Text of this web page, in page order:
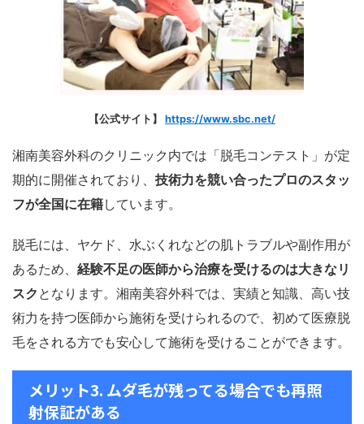
【公式サイト】 https://www.sbc.net/
湘南美容外科のクリニック内では「脱毛コンテスト」が定
期的に開催されており、 技術力を競い合ったプロのスタッ
フが全国に在籍しています。
脱毛には、ヤケド、水ぶくれなどの肌トラブルや副作用が
あるため、 経験不足の医師から治療を受けるのは大きなリ
スク となります。湘南美容外科では、実績と知識、高い技
術力を持つ医師から施術を受けられるので、初めて医療脱
毛をされる方でも安心して施術を受けることができます。
メリット3. ムダ毛が残ってる場合でも再照
射保証がある